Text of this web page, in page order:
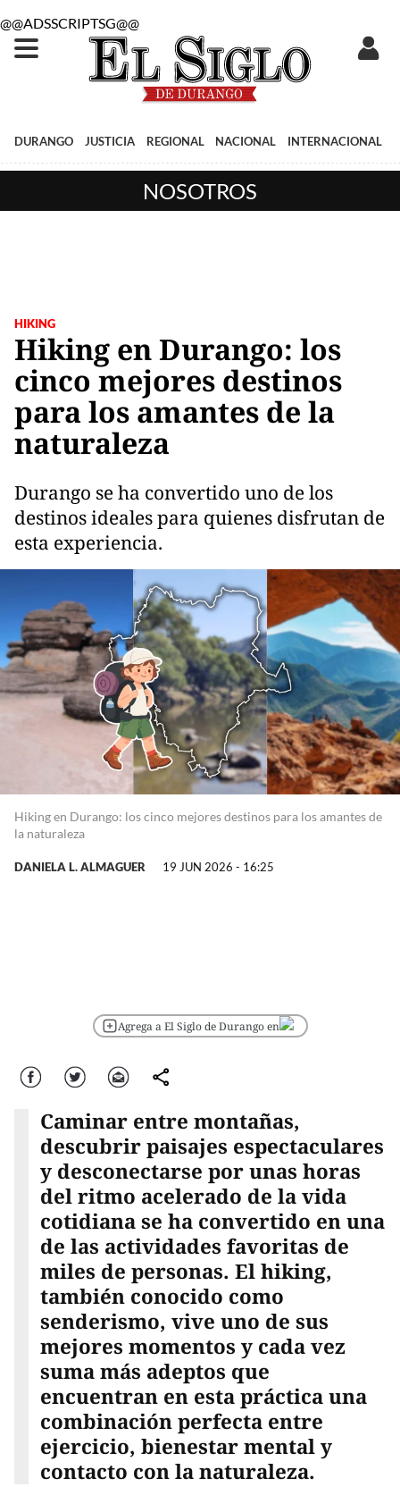
@@ADSSCRIPTSG@@
DURANGO JUSTICIA REGIONAL NACIONAL INTERNACIONAL
NOSOTROS
HIKING
Hiking en Durango: los
cinco mejores destinos
para los amantes de la
naturaleza
Durango se ha convertido uno de los
destinos ideales para quienes disfrutan de
esta experiencia.
Hiking en Durango: los cinco mejores destinos para los amantes de
la naturaleza
DANIELA L. ALMAGUER 19 JUN 2026 - 16:25
Agrega a El Siglo de Durango en
Facebook Twitter Correo comparte
Caminar entre montañas,
descubrir paisajes espectaculares
y desconectarse por unas horas
del ritmo acelerado de la vida
cotidiana se ha convertido en una
de las actividades favoritas de
miles de personas. El hiking,
también conocido como
senderismo, vive uno de sus
mejores momentos y cada vez
suma más adeptos que
encuentran en esta práctica una
combinación perfecta entre
ejercicio, bienestar mental y
contacto con la naturaleza.